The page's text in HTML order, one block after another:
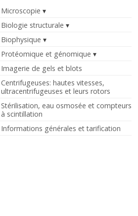
Microscopie
Biologie structurale
Biophysique
Protéomique et génomique
Imagerie de gels et blots
Centrifugeuses: hautes vitesses,
ultracentrifugeuses et leurs rotors
Stérilisation, eau osmosée et compteurs
à scintillation
Informations générales et tarification